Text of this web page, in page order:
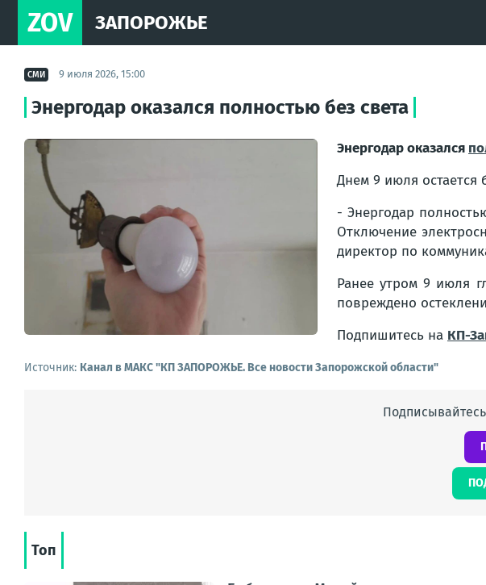
ZOV ЗАПОРОЖЬЕ
СМИ 9 июля 2026, 15:00
Энергодар оказался полностью без света
Энергодар оказался
Днем 9 июля остается
- Энергодар
Отключение
директор по
Ранее утром 9 июля
повреждено
Подпишитесь на КП-
Источник: Канал в МАКС "КП ЗАПОРОЖЬЕ. Все новости Запорожской области"
Топ